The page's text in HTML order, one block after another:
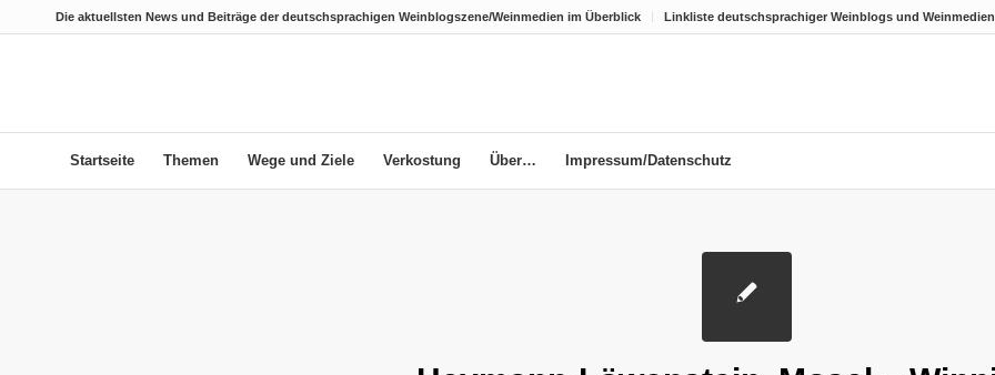
Die aktuellsten News und Beiträge der deutschsprachigen Weinblogszene/Weinmedien im Überblick Linkliste deutschsprachiger Weinblogs und Weinmedien
Startseite Themen Wege und Ziele Verkostung Über… Impressum/Datenschutz